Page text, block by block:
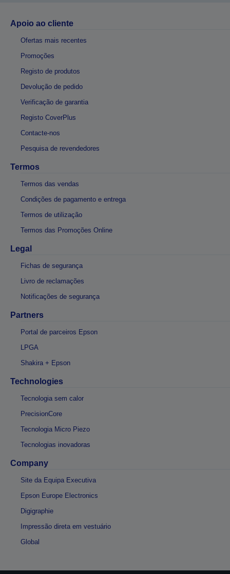
Apoio ao cliente
Ofertas mais recentes
Promoções
Registo de produtos
Devolução de pedido
Verificação de garantia
Registo CoverPlus
Contacte-nos
Pesquisa de revendedores
Termos
Termos das vendas
Condições de pagamento e entrega
Termos de utilização
Termos das Promoções Online
Legal
Fichas de segurança
Livro de reclamações
Notificações de segurança
Partners
Portal de parceiros Epson
LPGA
Shakira + Epson
Technologies
Tecnologia sem calor
PrecisionCore
Tecnologia Micro Piezo
Tecnologias inovadoras
Company
Site da Equipa Executiva
Epson Europe Electronics
Digigraphie
Impressão direta em vestuário
Global